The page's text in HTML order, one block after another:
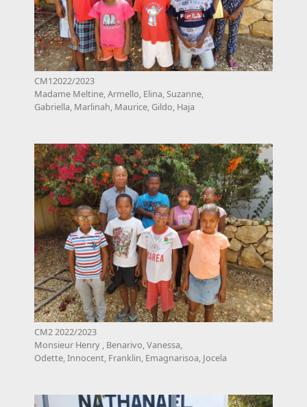
CM12022/2023
Madame Meltine, Armello, Elina, Suzanne,
Gabriella, Marlinah, Maurice, Gildo, Haja
CM2 2022/2023
Monsieur Henry , Benarivo, Vanessa,
Odette, Innocent, Franklin, Emagnarisoa, Jocela